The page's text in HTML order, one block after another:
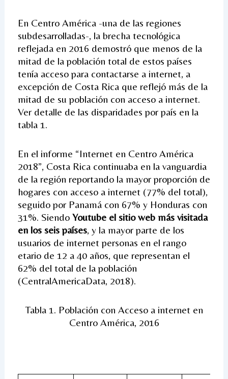
En Centro América -una de las regiones
subdesarrolladas-, la brecha tecnológica
reflejada en 2016 demostró que menos de la
mitad de la población total de estos países
tenía acceso para contactarse a internet, a
excepción de Costa Rica que reflejó más de la
mitad de su población con acceso a internet.
Ver detalle de las disparidades por país en la
tabla 1.
En el informe “Internet en Centro América
2018”, Costa Rica continuaba en la vanguardia
de la región reportando la mayor proporción de
hogares con acceso a internet (77% del total),
seguido por Panamá con 67% y Honduras con
31%. Siendo Youtube el sitio web más visitada
en los seis países, y la mayor parte de los
usuarios de internet personas en el rango
etario de 12 a 40 años, que representan el
62% del total de la población
(CentralAmericaData, 2018).
Tabla 1. Población con Acceso a internet en
Centro América, 2016